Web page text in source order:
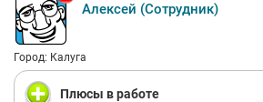
Алексей (Сотрудник)
Город: Калуга
Плюсы в работе